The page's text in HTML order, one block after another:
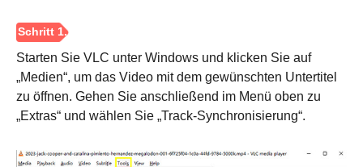
Starten Sie VLC unter Windows und klicken Sie auf
„Medien“, um das Video mit dem gewünschten Untertitel
zu öffnen. Gehen Sie anschließend im Menü oben zu
„Extras“ und wählen Sie „Track-Synchronisierung“.